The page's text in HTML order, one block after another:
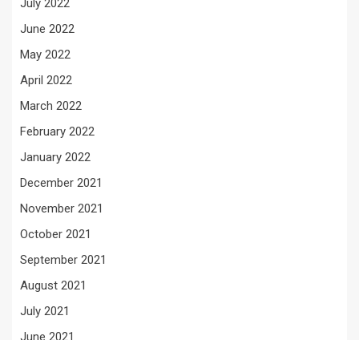
July 2022
June 2022
May 2022
April 2022
March 2022
February 2022
January 2022
December 2021
November 2021
October 2021
September 2021
August 2021
July 2021
June 2021